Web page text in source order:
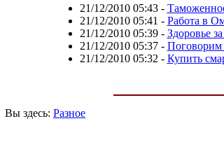
21/12/2010 05:43-
21/12/2010 05:41 - Работа в
21/12/2010 05:39- Здоровье
21/12/2010 05:37-
21/12/2010 05:32 - Купить
Вы здесь: Разное